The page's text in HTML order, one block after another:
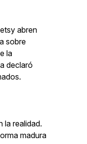
abren
sobre
la
declaró
la realidad.
madura